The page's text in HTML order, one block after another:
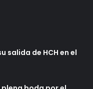
salida de HCH en el